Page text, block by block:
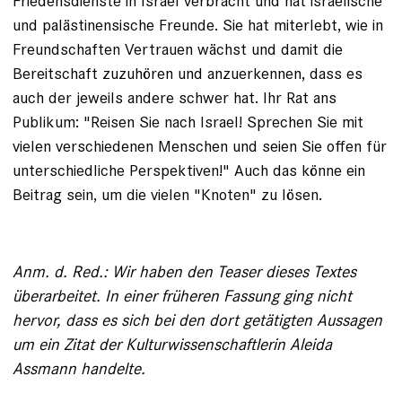
und palästinensische Freunde. Sie hat miterlebt, wie in
Freundschaften Vertrauen wächst und damit die
Bereitschaft zuzuhören und anzuerkennen, dass es
auch der jeweils andere schwer hat. Ihr Rat ans
Publikum: "Reisen Sie nach Israel! Sprechen Sie mit
vielen verschiedenen Menschen und seien Sie offen für
unterschiedliche Perspektiven!" Auch das könne ein
Beitrag sein, um die vielen "Knoten" zu lösen.
Anm. d. Red.: Wir haben den Teaser dieses Textes
überarbeitet. In einer früheren Fassung ging nicht
hervor, dass es sich bei den dort getätigten Aussagen
um ein Zitat der Kulturwissenschaftlerin Aleida
Assmann handelte.